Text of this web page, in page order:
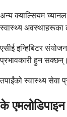
अन्य क्याल्सियम
स्वास्थ्य अवस्थाहरूका
एसीई इन्हिबिटर
प्रभावकारी हुन सक्छन्।
तपाईंको स्वास्थ्य सेवा
के एमलोडिपाइन